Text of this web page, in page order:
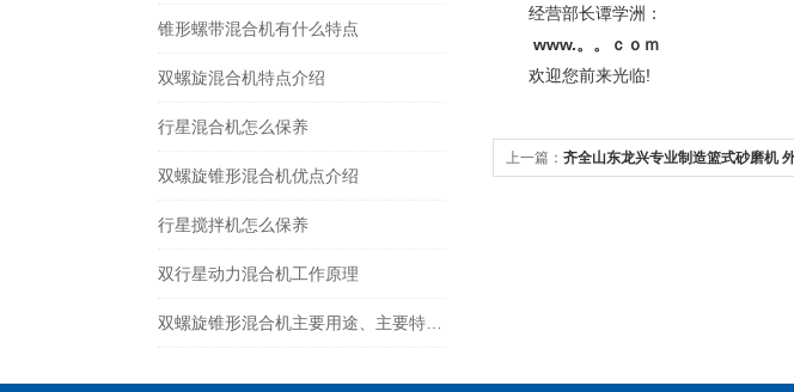
锥形螺带混合机有什么特点
双螺旋混合机特点介绍
行星混合机怎么保养
双螺旋锥形混合机优点介绍
行星搅拌机怎么保养
双行星动力混合机工作原理
经营部长谭学洲：
www.。。ｃｏｍ
欢迎您前来光临!
上一篇： 齐全山东龙兴专业制造篮式砂磨机